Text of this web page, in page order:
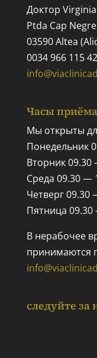
Доктор
Ptda Cap
03590 Altea
0034 966 115
Часы приёма
Мы открыты
Понедельник
Вторник 09.30
Среда 09.30 —
Четверг 09.30
Пятница 09.30
В нерабочее
принимаются
следуйте за